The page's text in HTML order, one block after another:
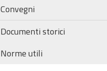
Convegni
Documenti storici
Norme utili